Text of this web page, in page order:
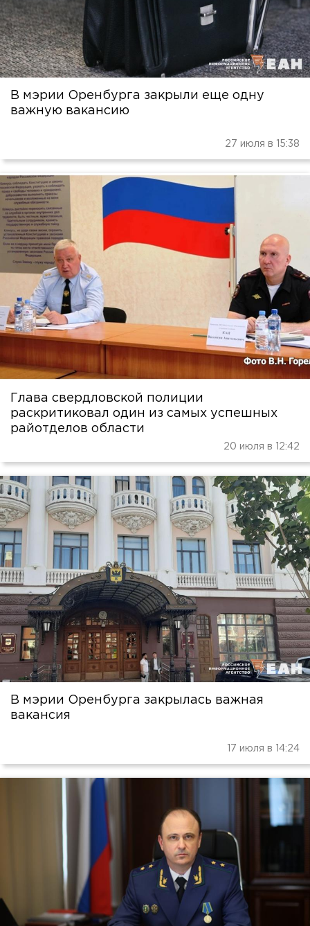
В мэрии Оренбурга закрыли еще одну
важную вакансию
27 июля в 15:38
Глава свердловской полиции
раскритиковал один из самых успешных
райотделов области
20 июля в 12:42
В мэрии Оренбурга закрылась важная
вакансия
17 июля в 14:24